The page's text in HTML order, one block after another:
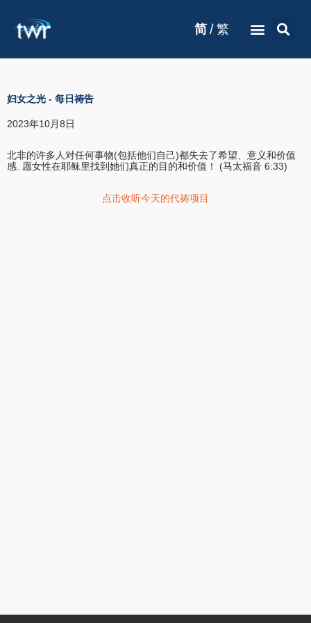
简 / 繁
妇女之光 - 每日祷告
2023年10月8日
北非的许多人对任何事物(包括他们自己)都失去了希望、意义和价值
感. 愿女性在耶稣里找到她们真正的目的和价值！ (马太福音 6:33)
点击收听今天的代祷项目